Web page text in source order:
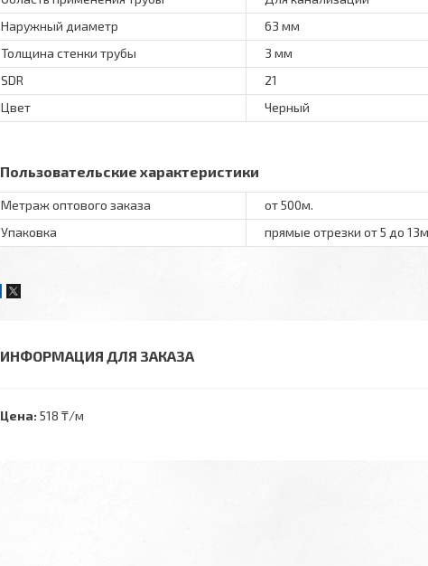
Наружный диаметр
63 мм
Толщина стенки трубы
3 мм
SDR
21
Цвет
Черный
Пользовательские характеристики
Метраж оптового заказа
от 500м.
Упаковка
прямые отрезки от 5 до 13м
ИНФОРМАЦИЯ ДЛЯ ЗАКАЗА
Цена: 518 ₸/м